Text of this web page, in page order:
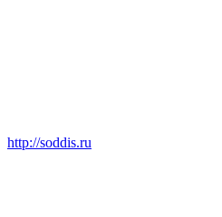
http://soddis.ru